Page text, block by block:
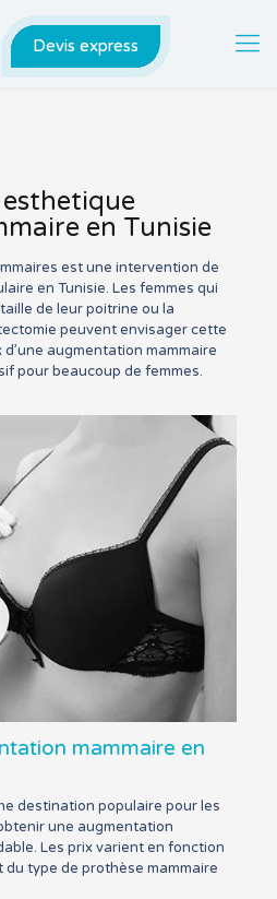
Devis express
en Tunisie
est une intervention de
en Tunisie. Les femmes qui
de leur poitrine ou la
peuvent envisager cette
augmentation mammaire
pour beaucoup de femmes.
mammaire en
destination populaire pour les
une augmentation
Les prix varient en fonction
du type de prothèse mammaire